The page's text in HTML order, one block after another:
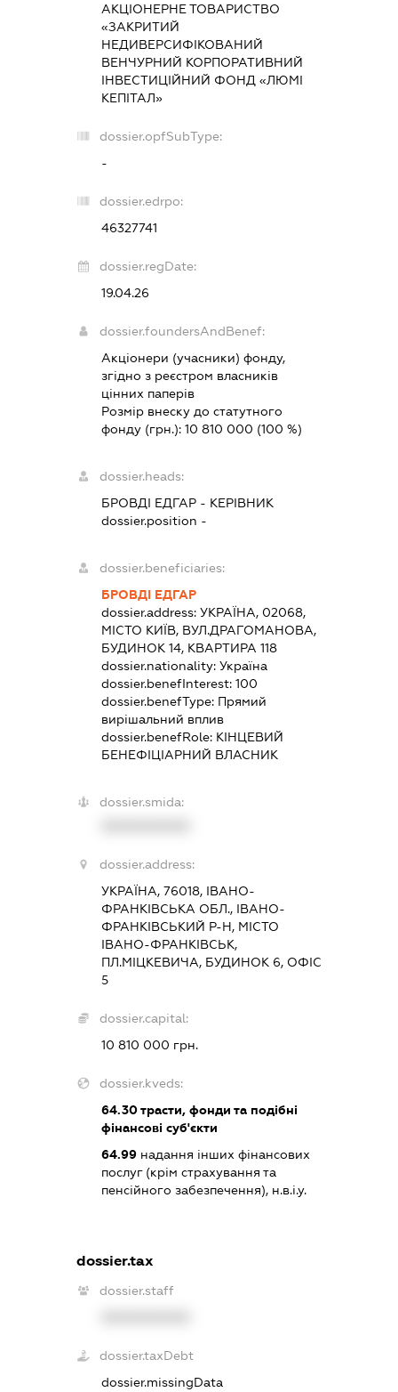
АКЦІОНЕРНЕ ТОВАРИСТВО
«ЗАКРИТИЙ
НЕДИВЕРСИФІКОВАНИЙ
ВЕНЧУРНИЙ КОРПОРАТИВНИЙ
ІНВЕСТИЦІЙНИЙ ФОНД «ЛЮМІ
КЕПІТАЛ»
dossier.opfSubType:
-
dossier.edrpo:
46327741
dossier.regDate:
19.04.26
dossier.foundersAndBenef:
Акціонери (учасники) фонду,
згідно з реєстром власників
цінних паперів
Розмір внеску до статутного
фонду (грн.): 10 810 000 (100 %)
dossier.heads:
БРОВДІ ЕДГАР- КЕРІВНИК
dossier.position -
dossier.beneficiaries:
БРОВДІ ЕДГАР
dossier.address: УКРАЇНА, 02068,
МІСТО КИЇВ, ВУЛ.ДРАГОМАНОВА,
БУДИНОК 14, КВАРТИРА 118
dossier.nationality: Україна
dossier.benefInterest: 100
dossier.benefType: Прямий
вирішальний вплив
dossier.benefRole: КІНЦЕВИЙ
БЕНЕФІЦІАРНИЙ ВЛАСНИК
dossier.smida:
dossier.address:
УКРАЇНА, 76018, ІВАНО-
ФРАНКІВСЬКА ОБЛ., ІВАНО-
ФРАНКІВСЬКИЙ Р-Н, МІСТО
ІВАНО-ФРАНКІВСЬК,
ПЛ.МІЦКЕВИЧА, БУДИНОК 6, ОФІС
5
dossier.capital:
10 810 000 грн.
dossier.kveds:
64.30трасти, фонди та подібні
фінансові суб'єкти
64.99надання інших фінансових
послуг (крім страхування та
пенсійного забезпечення), н.в.і.у.
dossier.tax
dossier.staff
dossier.taxDebt
dossier.missingData